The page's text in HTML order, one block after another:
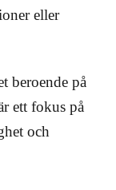
eller
beroende på
ett fokus på
och